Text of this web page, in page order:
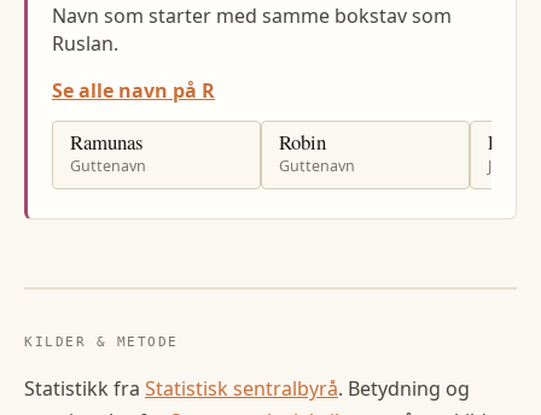
Navn som starter med samme bokstav som
Ruslan.
Se alle navn på R
Ramunas
Guttenavn
Robin
Guttenavn
Renate
KILDER & METODE
Statistikk fra Statistisk sentralbyrå. Betydning og